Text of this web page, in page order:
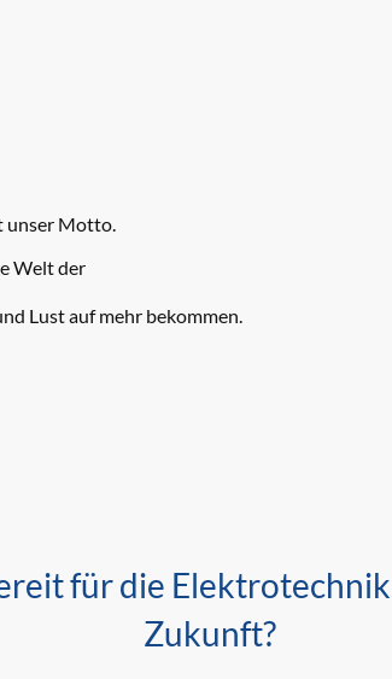
unser Motto.
Welt der
Lust auf mehr bekommen.
für die
Zukunft?